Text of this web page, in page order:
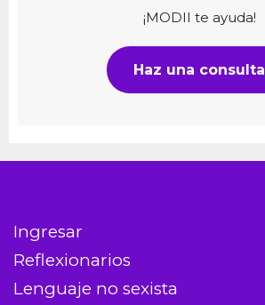
¡MODII te ayuda!
Haz una consulta
Ingresar
Reflexionarios
Lenguaje no sexista